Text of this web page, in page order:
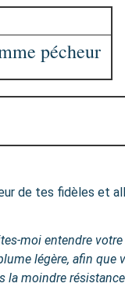
pécheur
de tes fidèles et
moi entendre
légère, afin que
la moindre